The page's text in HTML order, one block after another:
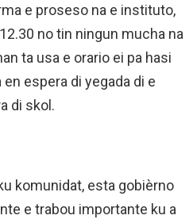
e proseso na e instituto,
no tin ningun mucha na
ta usa e orario ei pa hasi
espera di yegada di e
di skol.
komunidat, esta gobièrno
e trabou importante ku a